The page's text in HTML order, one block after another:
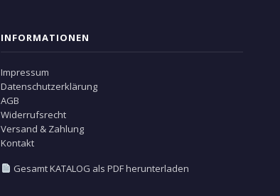
INFORMATIONEN
Impressum
Datenschutzerklärung
AGB
Widerrufsrecht
Versand & Zahlung
Kontakt
Gesamt KATALOG als PDF herunterladen